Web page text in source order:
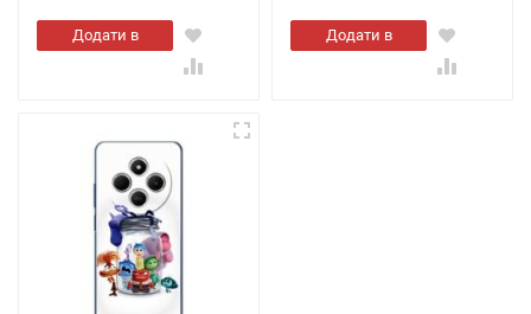
Додати в
кошик
Додати в
кошик